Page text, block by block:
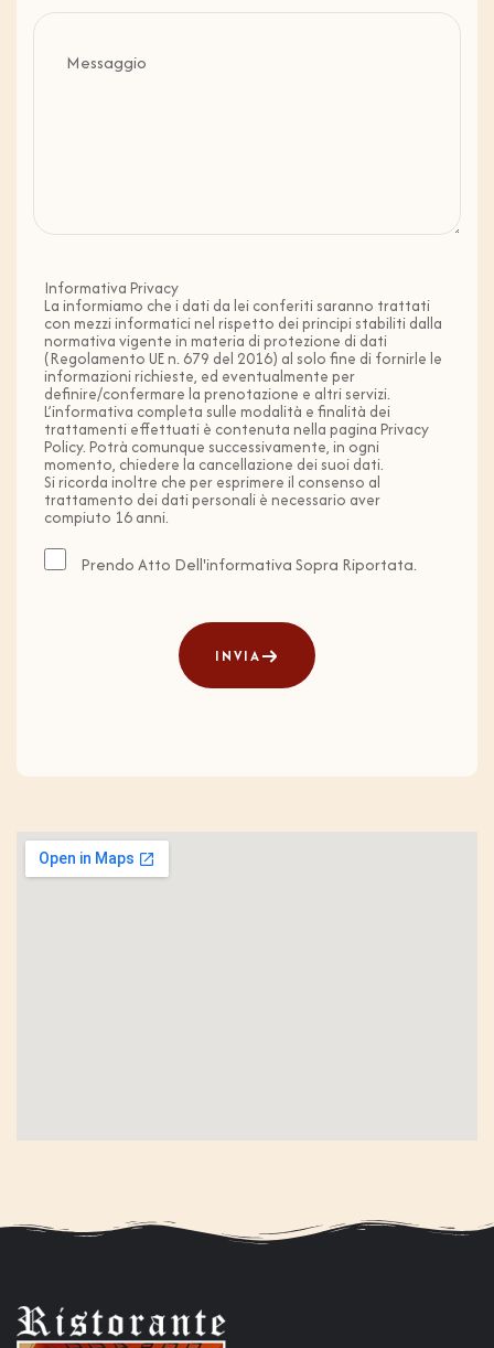
Informativa Privacy
La informiamo che i dati da lei conferiti saranno trattati
con mezzi informatici nel rispetto dei principi stabiliti dalla
normativa vigente in materia di protezione di dati
(Regolamento UE n. 679 del 2016) al solo fine di fornirle le
informazioni richieste, ed eventualmente per
definire/confermare la prenotazione e altri servizi.
L’informativa completa sulle modalità e finalità dei
trattamenti effettuati è contenuta nella pagina Privacy
Policy. Potrà comunque successivamente, in ogni
momento, chiedere la cancellazione dei suoi dati.
Si ricorda inoltre che per esprimere il consenso al
trattamento dei dati personali è necessario aver
compiuto 16 anni.
Prendo Atto Dell'informativa Sopra Riportata.
INVIA